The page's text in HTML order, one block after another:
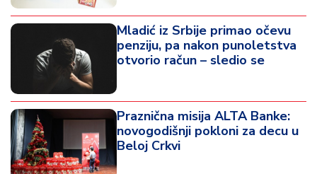
Mladić iz Srbije primao očevu
penziju, pa nakon punoletstva
otvorio račun – sledio se
Praznična misija ALTA Banke:
novogodišnji pokloni za decu u
Beloj Crkvi